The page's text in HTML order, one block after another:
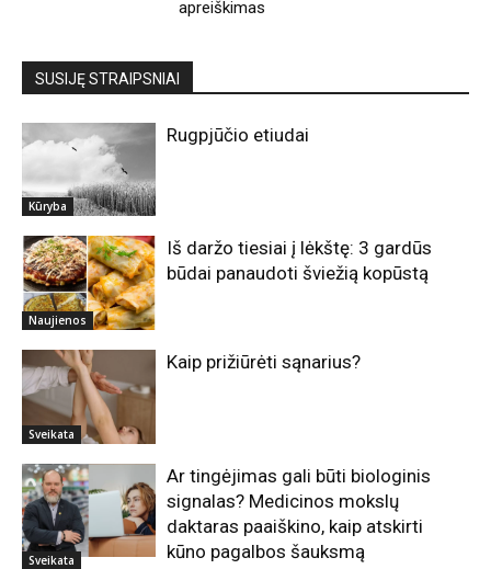
apreiškimas
SUSIJĘ STRAIPSNIAI
Kūryba
Rugpjūčio etiudai
Naujienos
Iš daržo tiesiai į lėkštę: 3 gardūs
būdai panaudoti šviežią kopūstą
Sveikata
Kaip prižiūrėti sąnarius?
Sveikata
Ar tingėjimas gali būti biologinis
signalas? Medicinos mokslų
daktaras paaiškino, kaip atskirti
kūno pagalbos šauksmą